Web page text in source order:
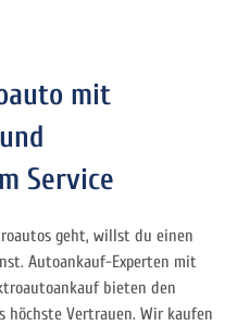
mit
Service
geht, willst du einen
Autoankauf-Experten mit
bieten den
höchste Vertrauen. Wir kaufen